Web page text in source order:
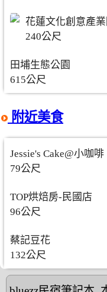
花蓮文化創意產
240公尺
田埔生態公園
615公尺
附近美食
Jessie's Cake@小咖啡
79公尺
TOP烘焙房-民國店
96公尺
蔡記豆花
132公尺